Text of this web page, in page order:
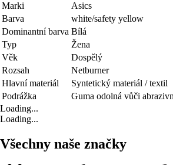
Marki
Asics
Barva
white/safety yellow
Dominantní barva Bílá
Typ
Žena
Věk
Dospělý
Rozsah
Netburner
Hlavní materiál
Syntetický materiál / textil
Podrážka
Guma odolná vůči
Loading...
Loading...
Všechny naše značky